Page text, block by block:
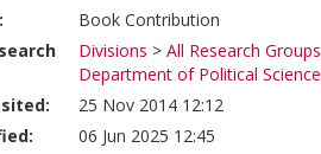
Book Contribution
Divisions > All Research Groups
Department of Political Science
25 Nov 2014 12:12
06 Jun 2025 12:45